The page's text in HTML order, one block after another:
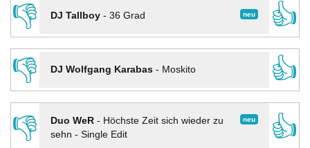
👎
neu
DJ Tallboy- 36 Grad
👍
👎
DJ Wolfgang Karabas- Moskito
👍
👎
neu
Duo WeR- Höchste Zeit sich wieder zu
sehn - Single Edit
👍